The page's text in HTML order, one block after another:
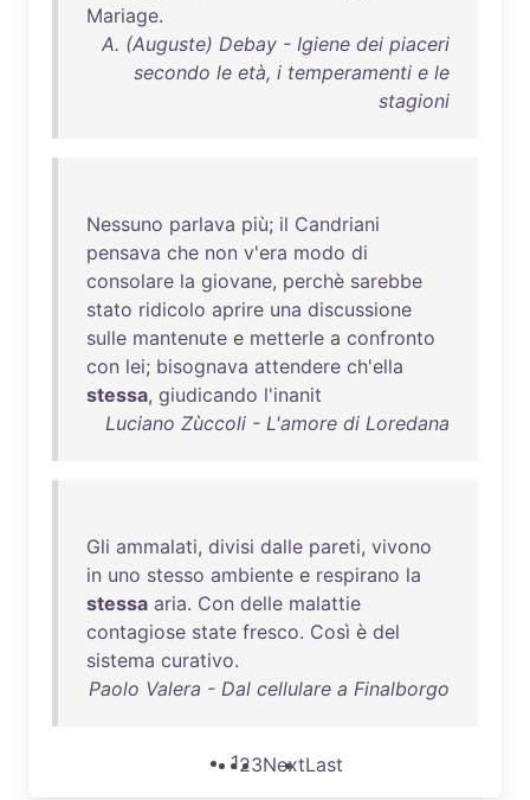
Mariage.
A. (Auguste) Debay - Igiene dei piaceri
secondo le età, i temperamenti e le
stagioni
Nessuno parlava più; il Candriani
pensava che non v'era modo di
consolare la giovane, perchè sarebbe
stato ridicolo aprire una discussione
sulle mantenute e metterle a confronto
con lei; bisognava attendere ch'ella
stessa, giudicando l'inanit
Luciano Zùccoli - L'amore di Loredana
Gli ammalati, divisi dalle pareti, vivono
in uno stesso ambiente e respirano la
stessa aria. Con delle malattie
contagiose state fresco. Così è del
sistema curativo.
Paolo Valera - Dal cellulare a Finalborgo
123NextLast